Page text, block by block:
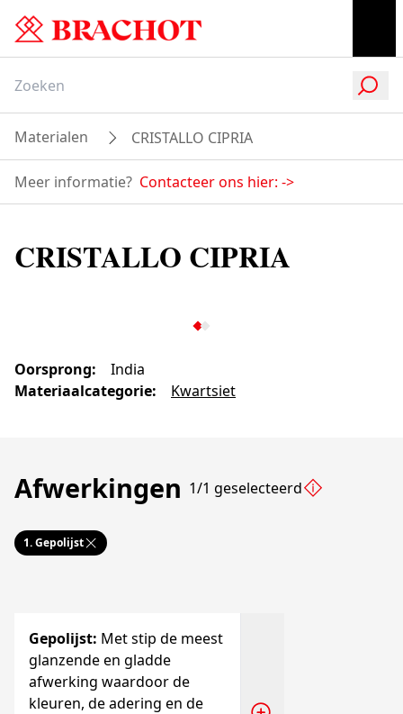
Materialen CRISTALLO CIPRIA
Meer informatie? Contacteer ons hier: ->
CRISTALLO CIPRIA
Oorsprong:
India
Materiaalcategorie: Kwartsiet
Afwerkingen 1/1 geselecteerd
1.Gepolijst
Gepolijst: Met stip de meest
glanzende en gladde
afwerking waardoor de
kleuren, de adering en de